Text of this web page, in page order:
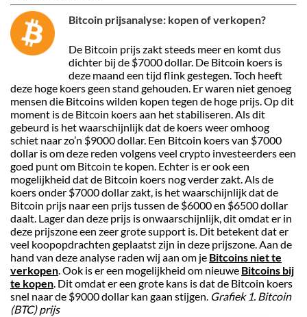
Bitcoin prijsanalyse: kopen of verkopen?
De Bitcoin prijs zakt steeds meer en komt dus
dichter bij de $7000 dollar. De Bitcoin koers is
deze maand een tijd flink gestegen. Toch heeft
deze hoge koers geen stand gehouden. Er waren niet genoeg
mensen die Bitcoins wilden kopen tegen de hoge prijs. Op dit
moment is de Bitcoin koers aan het stabiliseren. Als dit
gebeurd is het waarschijnlijk dat de koers weer omhoog
schiet naar zo’n $9000 dollar. Een Bitcoin koers van $7000
dollar is om deze reden volgens veel crypto investeerders een
goed punt om Bitcoin te kopen. Echter is er ook een
mogelijkheid dat de Bitcoin koers nog verder zakt. Als de
koers onder $7000 dollar zakt, is het waarschijnlijk dat de
Bitcoin prijs naar een prijs tussen de $6000 en $6500 dollar
daalt. Lager dan deze prijs is onwaarschijnlijk, dit omdat er in
deze prijszone een zeer grote support is. Dit betekent dat er
veel koopopdrachten geplaatst zijn in deze prijszone. Aan de
hand van deze analyse raden wij aan om je Bitcoins niet te
verkopen. Ook is er een mogelijkheid om nieuwe Bitcoins bij
te kopen. Dit omdat er een grote kans is dat de Bitcoin koers
snel naar de $9000 dollar kan gaan stijgen. Grafiek 1. Bitcoin
(BTC) prijs